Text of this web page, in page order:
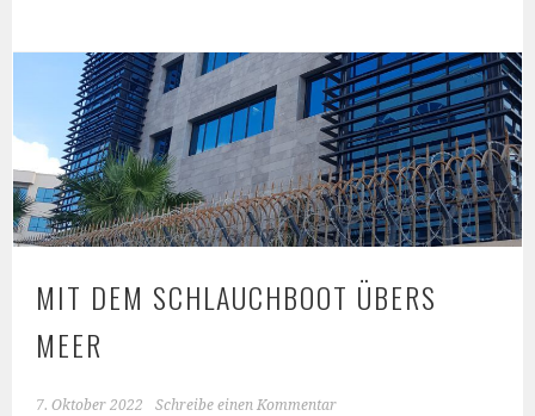
essen
im
Ramadan
´23?
MIT DEM SCHLAUCHBOOT ÜBERS
MEER
7. Oktober 2022 Schreibe einen Kommentar